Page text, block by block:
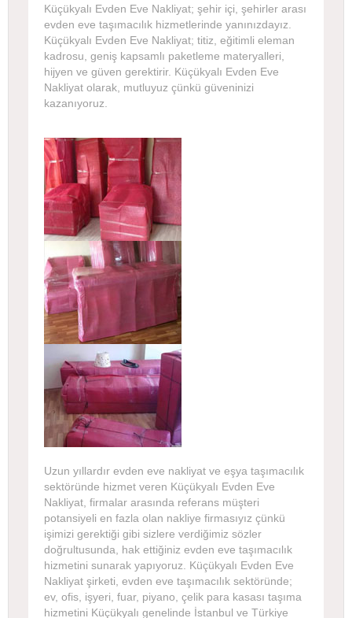
Küçükyalı Evden Eve Nakliyat; şehir içi, şehirler arası
evden eve taşımacılık hizmetlerinde yanınızdayız.
Küçükyalı Evden Eve Nakliyat; titiz, eğitimli eleman
kadrosu, geniş kapsamlı paketleme materyalleri,
hijyen ve güven gerektirir. Küçükyalı Evden Eve
Nakliyat olarak, mutluyuz çünkü güveninizi
kazanıyoruz.
Uzun yıllardır evden eve nakliyat ve eşya taşımacılık
sektöründe hizmet veren Küçükyalı Evden Eve
Nakliyat, firmalar arasında referans müşteri
potansiyeli en fazla olan nakliye firmasıyız çünkü
işimizi gerektiği gibi sizlere verdiğimiz sözler
doğrultusunda, hak ettiğiniz evden eve taşımacılık
hizmetini sunarak yapıyoruz. Küçükyalı Evden Eve
Nakliyat şirketi, evden eve taşımacılık sektöründe;
ev, ofis, işyeri, fuar, piyano, çelik para kasası taşıma
hizmetini Küçükyalı genelinde İstanbul ve Türkiye